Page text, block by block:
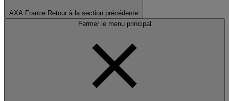
AXA France Retour à la section précédente
Fermer le menu principal